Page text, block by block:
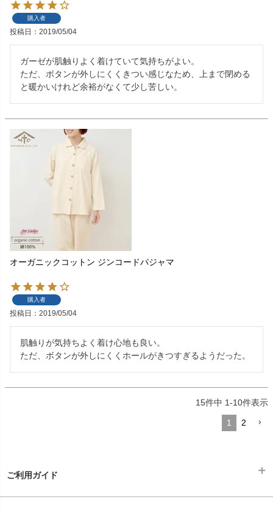
購入者
投稿日 2019/05/04
ガーゼが肌触りよく着けていて気持ちがよい。
ただ、ボタンが外しにくくきつい感じなため、上まで閉める
と暖かいけれど余裕がなくて少し苦しい。
オーガニックコットン ジンコードパジャマ
購入者
投稿日 2019/05/04
肌触りが気持ちよく着け心地も良い。
ただ、ボタンが外しにくくホールがきつすぎるようだった。
15件中 1-10件表示
1 2
ご利用ガイド